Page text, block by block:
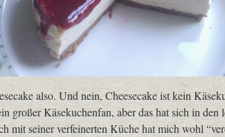
also. Und nein, Cheesecake ist kein
großer Käsekuchenfan, aber das hat sich in den
mit seiner verfeinerten Küche hat mich wohl